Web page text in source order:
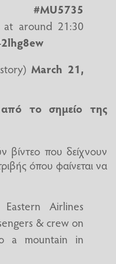
#MU5735
around 21:30
March 21,
από το σημείο της
που δείχνουν
όπου φαίνεται να
Airlines
& crew on
a mountain in